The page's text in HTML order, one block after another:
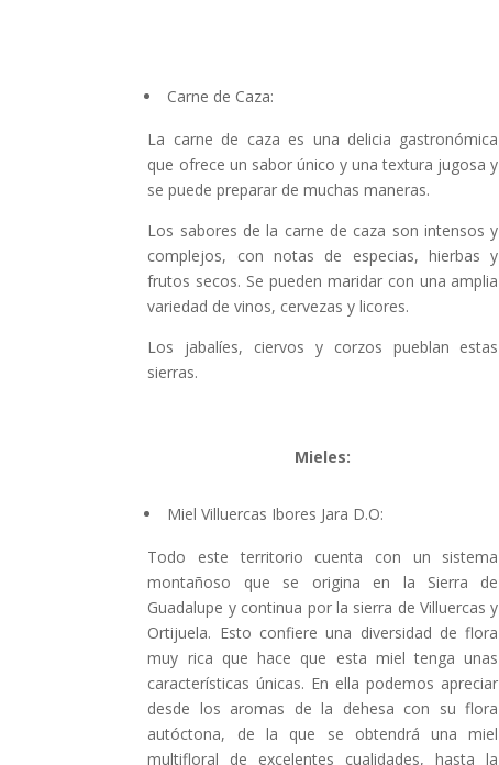
Carne de Caza:
La carne de caza es una delicia gastronómica
que ofrece un sabor único y una textura jugosa y
se puede preparar de muchas maneras.
Los sabores de la carne de caza son intensos y
complejos, con notas de especias, hierbas y
frutos secos. Se pueden maridar con una amplia
variedad de vinos, cervezas y licores.
Los jabalíes, ciervos y corzos pueblan estas
sierras.
Mieles:
Miel Villuercas Ibores Jara D.O:
Todo este territorio cuenta con un sistema
montañoso que se origina en la Sierra de
Guadalupe y continua por la sierra de Villuercas y
Ortijuela. Esto confiere una diversidad de flora
muy rica que hace que esta miel tenga unas
características únicas. En ella podemos apreciar
desde los aromas de la dehesa con su flora
autóctona, de la que se obtendrá una miel
multifloral de excelentes cualidades, hasta la